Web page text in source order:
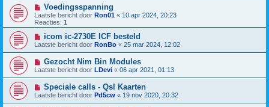
Voedingsspanning
Laatste bericht door Ron01 « 10 apr 2024, 20:23
Reacties: 1
icom ic-2730E ICF besteld
Laatste bericht door RonBo « 25 mar 2024, 12:02
Gezocht Nim Bin Modules
Laatste bericht door LDevi « 06 apr 2021, 01:13
Speciale calls - Qsl Kaarten
Laatste bericht door Pd5cw « 19 nov 2020, 20:32